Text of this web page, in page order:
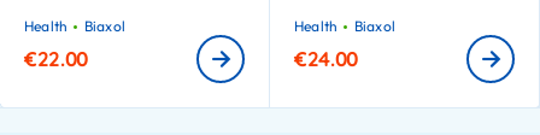
Health Biaxol
€22.00
Health Biaxol
€24.00